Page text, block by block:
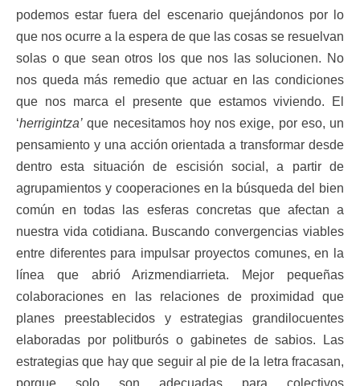
podemos estar fuera del escenario quejándonos por lo
que nos ocurre a la espera de que las cosas se resuelvan
solas o que sean otros los que nos las solucionen. No
nos queda más remedio que actuar en las condiciones
que nos marca el presente que estamos viviendo. El
‘herrigintza’ que necesitamos hoy nos exige, por eso, un
pensamiento y una acción orientada a transformar desde
dentro esta situación de escisión social, a partir de
agrupamientos y cooperaciones en la búsqueda del bien
común en todas las esferas concretas que afectan a
nuestra vida cotidiana. Buscando convergencias viables
entre diferentes para impulsar proyectos comunes, en la
línea que abrió Arizmendiarrieta. Mejor pequeñas
colaboraciones en las relaciones de proximidad que
planes preestablecidos y estrategias grandilocuentes
elaboradas por politburós o gabinetes de sabios. Las
estrategias que hay que seguir al pie de la letra fracasan,
porque solo son adecuadas para colectivos